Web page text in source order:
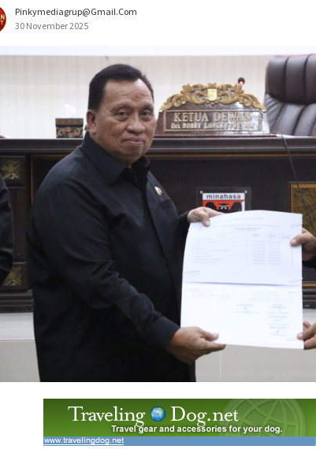
Pinkymediagrup@gmail.com
30 November 2025